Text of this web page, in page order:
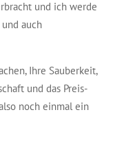
und ich wer­de
auch
Ihre Sau­ber­keit,
und das Preis-
noch ein­mal ein